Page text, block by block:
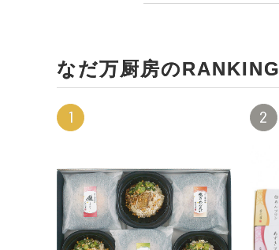
なだ万厨房のRANKING
1 2